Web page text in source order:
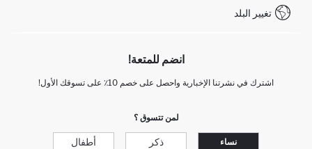
تغيير البلد
انضم للمتعة!
اشترك في نشرتنا الإخبارية واحصل على خصم 10٪ على تسوقك الأول!
لمن تتسوق ؟
نساء ذكر أطفال